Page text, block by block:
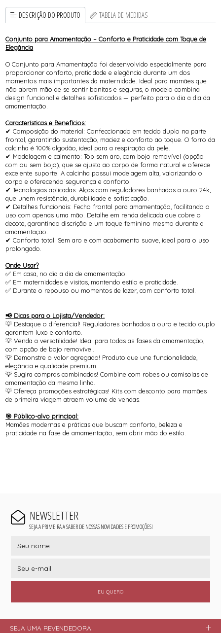
DESCRIÇÃO DO PRODUTO TABELA DE MEDIDAS
Conjunto para Amamentação – Conforto e Praticidade com Toque de
Elegância
O Conjunto para Amamentação foi desenvolvido especialmente para
proporcionar conforto, praticidade e elegância durante um dos
momentos mais importantes da maternidade. Ideal para mamães que
não abrem mão de se sentir bonitas e seguras, o modelo combina
design funcional e detalhes sofisticados — perfeito para o dia a dia da
amamentação.
Características e Benefícios:
✔ Composição do material: Confeccionado em tecido duplo na parte
frontal, garantindo sustentação, maciez e conforto ao toque. O forro da
calcinha é 100% algodão, ideal para a respiração da pele.
✔ Modelagem e caimento: Top sem aro, com bojo removível (opção
com ou sem bojo), que se ajusta ao corpo de forma natural e oferece
excelente suporte. A calcinha possui modelagem alta, valorizando o
corpo e oferecendo segurança e conforto.
✔ Tecnologias aplicadas: Alças com reguladores banhados a ouro 24k,
que unem resistência, durabilidade e sofisticação.
✔ Detalhes funcionais: Fecho frontal para amamentação, facilitando o
uso com apenas uma mão. Detalhe em renda delicada que cobre o
decote, garantindo discrição e um toque feminino mesmo durante a
amamentação.
✔ Conforto total: Sem aro e com acabamento suave, ideal para o uso
prolongado.
Onde Usar?
✅ Em casa, no dia a dia de amamentação.
✅ Em maternidades e visitas, mantendo estilo e praticidade.
✅ Durante o repouso ou momentos de lazer, com conforto total.
📢 Dicas para o Lojista/Vendedor:
💡 Destaque o diferencial! Reguladores banhados a ouro e tecido duplo
garantem luxo e conforto.
💡 Venda a versatilidade! Ideal para todas as fases da amamentação,
com opção de bojo removível.
💡 Demonstre o valor agregado! Produto que une funcionalidade,
elegância e qualidade premium.
💡 Sugira compras combinadas! Combine com robes ou camisolas de
amamentação da mesma linha.
💡 Ofereça promoções estratégicas! Kits com desconto para mamães
de primeira viagem atraem volume de vendas.
🎯 Público-alvo principal:
Mamães modernas e práticas que buscam conforto, beleza e
praticidade na fase de amamentação, sem abrir mão do estilo.
NEWSLETTER
SEJA A PRIMEIRA A SABER DE NOSSAS NOVIDADES E PROMOÇÕES!
EU QUERO
SEJA UMA REVENDEDORA